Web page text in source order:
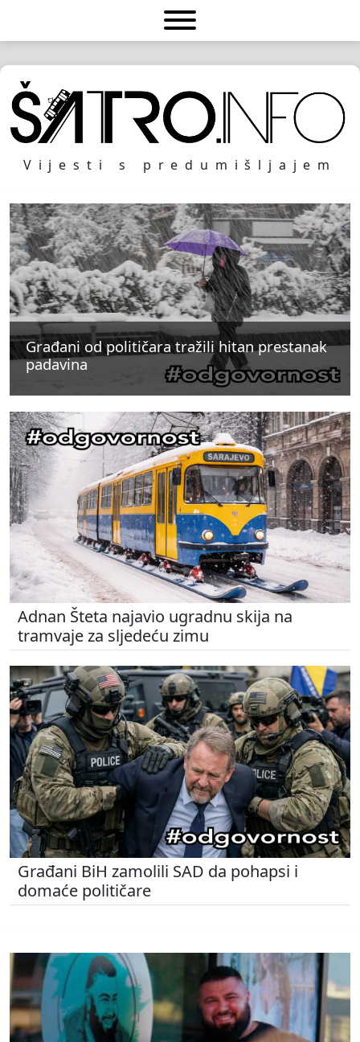
Vijesti s predumišljajem
Građani od političara tražili hitan prestanak
padavina
Građani od političara tražili hitan prestanak
padavina
Građani od političara tražili hitan prestanak
padavina
Adnan Šteta najavio ugradnu skija na
tramvaje za sljedeću zimu
Građani BiH zamolili SAD da pohapsi i
domaće političare